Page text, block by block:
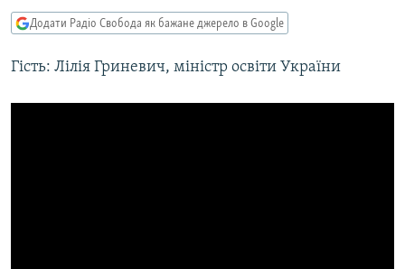
пошуку
УКРАЇНА
СВІТ
ТИ ЯК?
СХЕМИ
КИТАЙ.ВИКЛИКИ
Додати Радіо Свобода як бажане джерело в Google
Гість: Лілія Гриневич, міністр освіти України